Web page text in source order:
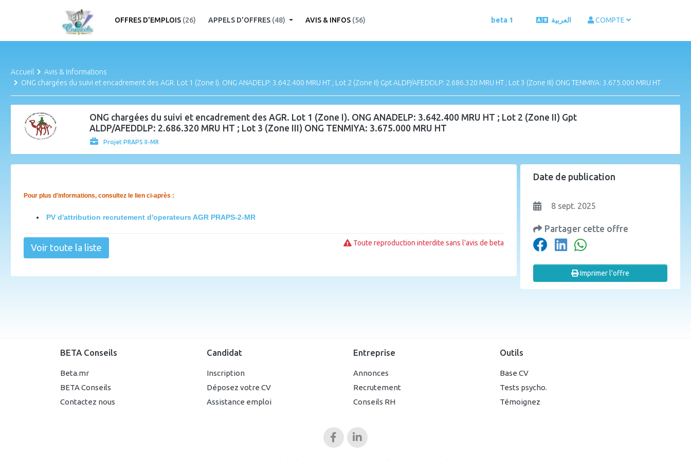
OFFRES D'EMPLOIS (26) APPELS D'OFFRES (48) AVIS & INFOS (56) beta 1 العربية COMPTE
Accueil
Avis & Informations
ONG chargées du suivi et encadrement des AGR. Lot 1 (Zone I). ONG ANADELP: 3.642.400 MRU HT ; Lot 2 (Zone II) Gpt ALDP/AFEDDLP: 2.686.320 MRU HT ; Lot 3 (Zone III) ONG TENMIYA: 3.675.000 MRU HT
ONG chargées du suivi et encadrement des AGR. Lot 1 (Zone I). ONG ANADELP: 3.642.400 MRU HT ; Lot 2 (Zone II) Gpt
ALDP/AFEDDLP: 2.686.320 MRU HT ; Lot 3 (Zone III) ONG TENMIYA: 3.675.000 MRU HT
Projet PRAPS II-MR
Pour plus d'informations, consultez le lien ci-après :
PV d'attribution recrutement d'operateurs AGR PRAPS-2-MR
Voir toute la liste Toute reproduction interdite sans l’avis de beta
Date de publication
8 sept. 2025
Partager cette offre
Imprimer l'offre
BETA Conseils
Beta.mr
BETA Conseils
Contactez nous
Candidat
Inscription
Déposez votre CV
Assistance emploi
Entreprise
Annonces
Recrutement
Conseils RH
Outils
Base CV
Tests psycho.
Témoignez